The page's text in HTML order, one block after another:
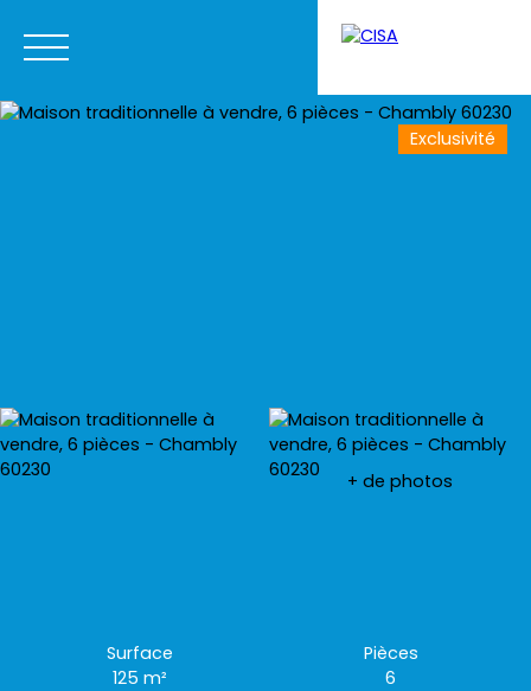
Exclusivité
+ de photos
Surface
125m²
Pièces
6